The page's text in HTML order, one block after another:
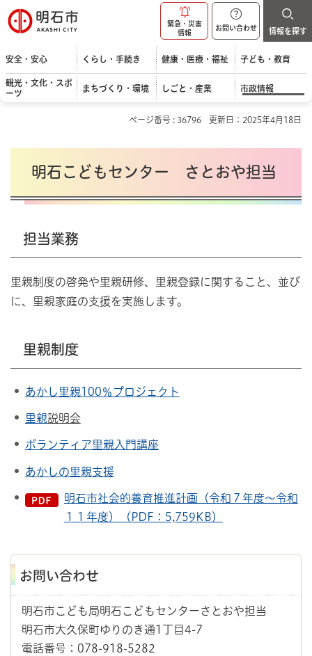
明石市
緊急・災害
情報
お問い合わせ 情報を探す
安全・安心 くらし・手続き 健康・医療・福祉 子ども・教育
観光・文化・スポ
ーツ
まちづくり・環境 しごと・産業 市政情報
ページ番号 : 36796 更新日：2025年4月18日
明石こどもセンター さとおや担当
担当業務
里親制度の啓発や里親研修、里親登録に関すること、並び
に、里親家庭の支援を実施します。
里親制度
あかし里親100％プロジェクト
里親説明会
ボランティア里親入門講座
あかしの里親支援
明石市社会的養育推進計画（令和７年度～令和
１１年度）（PDF：5,759KB）
お問い合わせ
明石市こども局明石こどもセンターさとおや担当
明石市大久保町ゆりのき通1丁目4-7
電話番号：078-918-5282